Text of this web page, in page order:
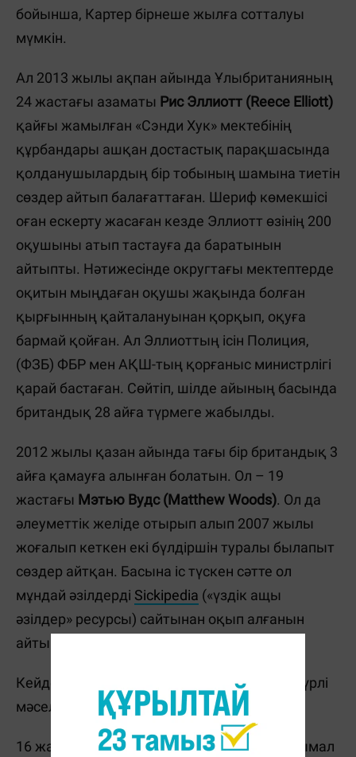
бойынша, Картер бірнеше жылға сотталуы
мүмкін.
Ал 2013 жылы ақпан айында Ұлыбританияның
24 жастағы азаматы Рис Эллиотт (Reece Elliott)
қайғы жамылған «Сэнди Хук» мектебінің
құрбандары ашқан достастық парақшасында
қолданушылардың бір тобының шамына тиетін
сөздер айтып балағаттаған. Шериф көмекшісі
оған ескерту жасаған кезде Эллиотт өзінің 200
оқушыны атып тастауға да баратынын
айтыпты. Нәтижесінде округтағы мектептерде
оқитын мыңдаған оқушы жақында болған
қырғынның қайталануынан қорқып, оқуға
бармай қойған. Ал Эллиоттың ісін Полиция,
(ФЗБ) ФБР мен АҚШ-тың қорғаныс министрлігі
қарай бастаған. Сөйтіп, шілде айының басында
британдық 28 айға түрмеге жабылды.
2012 жылы қазан айында тағы бір британдық 3
айға қамауға алынған болатын. Ол – 19
жастағы Мэтью Вудс (Matthew Woods). Ол да
әлеуметтік желіде отырып алып 2007 жылы
жоғалып кеткен екі бүлдіршін туралы былапыт
сөздер айтқан. Басына іс түскен сәтте ол
мұндай әзілдерді Sickipedia («үздік ащы
әзілдер» ресурсы) сайтынан оқып алғанын
айтып ақталыпты.
Кейде адамдардың бір-бірін түсінбеуінен түрлі
мәселе шығып жатады. Мәселен,
16 жастағы аустралиялық жасөспірім танымал